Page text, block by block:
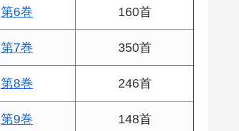
第6巻 160首
第7巻 350首
第8巻 246首
第9巻 148首